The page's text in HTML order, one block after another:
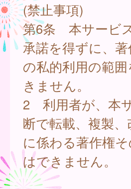
(禁止事項)
第6条 本サービ
承諾を得ずに、
の私的利用の範
きません。
2 利用者が、本
断で転載、複製
に係わる著作権
はできません。